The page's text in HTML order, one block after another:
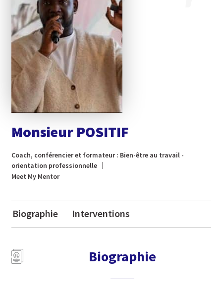
Monsieur POSITIF
Coach, conférencier et formateur : Bien-être au travail -
orientation professionnelle
Meet My Mentor
Biographie Interventions
Biographie